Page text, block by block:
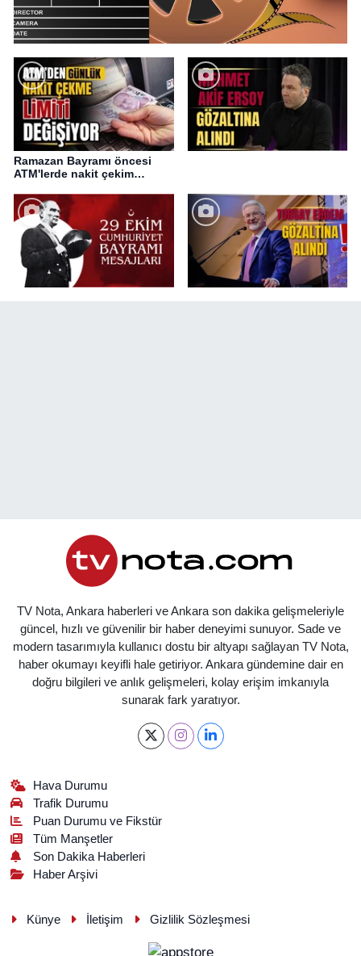
Ramazan Bayramı öncesi
ATM'lerde nakit çekim
TV Nota, Ankara haberleri ve Ankara son dakika gelişmeleriyle
güncel, hızlı ve güvenilir bir haber deneyimi sunuyor. Sade ve
modern tasarımıyla kullanıcı dostu bir altyapı sağlayan TV Nota,
haber okumayı keyifli hale getiriyor. Ankara gündemine dair en
doğru bilgileri ve anlık gelişmeleri, kolay erişim imkanıyla
sunarak fark yaratıyor.
Hava Durumu
Trafik Durumu
Puan Durumu ve Fikstür
Tüm Manşetler
Son Dakika Haberleri
Haber Arşivi
Künye İletişim Gizlilik Sözleşmesi